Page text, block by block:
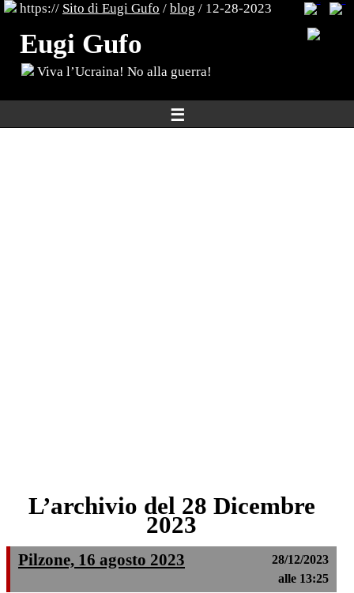
https:// Sito di Eugi Gufo / blog / 12-28-2023
Eugi Gufo
Viva l’Ucraina! No alla guerra!
☰
L’archivio del 28 Dicembre
2023
Pilzone, 16 agosto 2023
28/12/2023
alle 13:25